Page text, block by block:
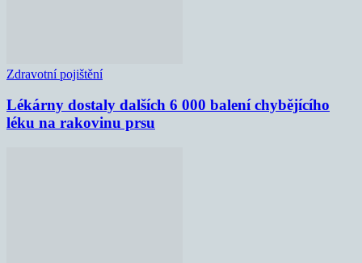
Zdravotní pojištění
Lékárny dostaly dalších 6 000 balení chybějícího
léku na rakovinu prsu